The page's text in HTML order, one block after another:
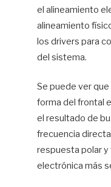
el alineamiento
alineamiento
los drivers para
del sistema.
Se puede ver
forma del frontal
el resultado de
frecuencia
respuesta polar
electrónica más